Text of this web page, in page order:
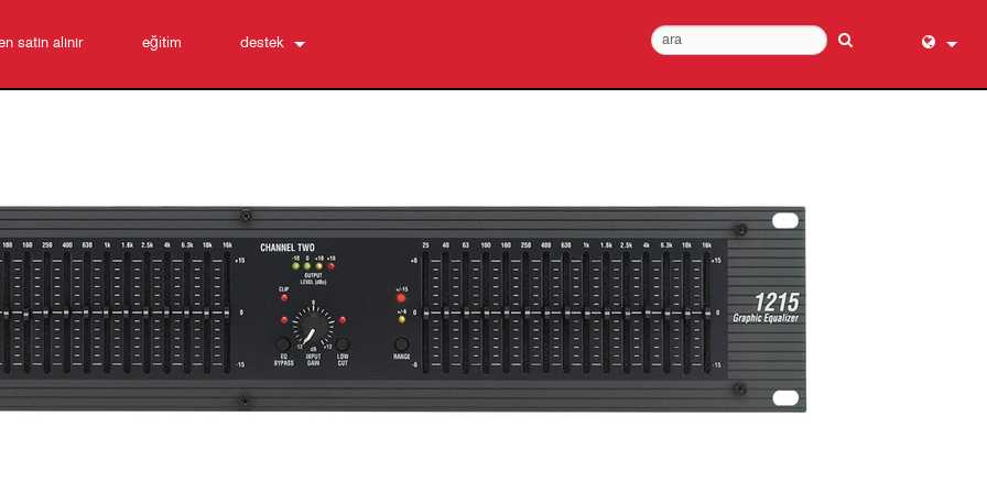
satın alınır eğitim destek
İndirmeler
Garanti
ürün kaydı